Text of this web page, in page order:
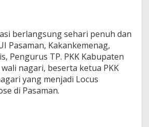
berlangsung sehari penuh dan
Pasaman, Kakankemenag,
Pengurus TP. PKK Kabupaten
wali nagari, beserta ketua PKK
yang menjadi Locus
di Pasaman.